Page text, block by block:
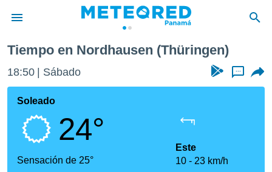
de
ha
calidad.
a este
Tiempo en Nordhausen (Thüringen)
18:50 Sábado ...
Soleado
24°
Sensación de 25°
Este
10
23 km/h